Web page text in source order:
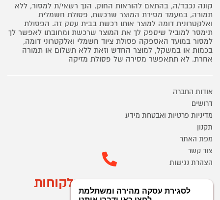
קונה נכבד/ה, בהתאם להוראות החוק, הנך רשאי/ת למסור, ללא
תמורה, במעמד מסירת המוצר שרכשת, פסולת חשמלית
ואלקטרונית דומה למוצר אותו רכשת בבית עסק זה. הפסולת
תימסר למוביל שיספק לך את המוצר שרכשת ומחובתו לאפשר לך
למסור במועד האספקה פסולת ציוד חשמלי ואלקטרוני דומה,
בכמות או במשקל, למוצר החדש וזאת ללא תשלום או תמורה
אחרת. לא תתאפשר מסירה של פסולת מזיקה
אודות החברה
דרושים
מדיניות פרטיות ואבטחת מידע
תקנון
מפת האתר
צור קשר
הצהרת נגישות
מוקד הזמנות ושירות לקוחות